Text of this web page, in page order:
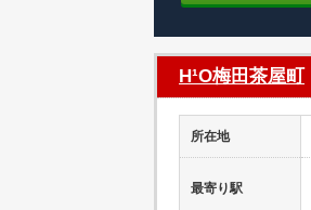
H¹O梅田茶屋町
所在地
最寄り駅